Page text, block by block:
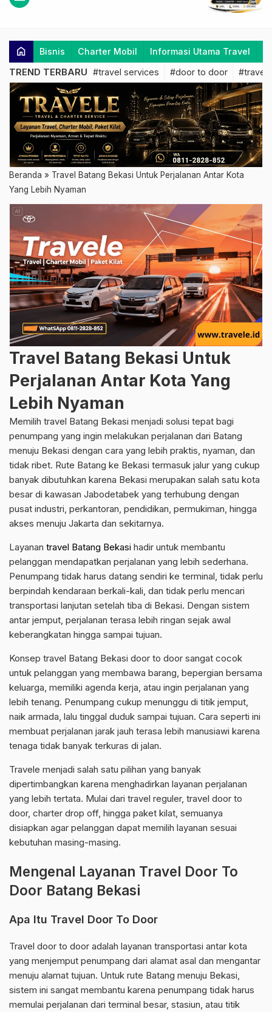
home Bisnis Charter Mobil Informasi Utama Travel
TREND TERBARU #travel services #door to door #travel
Beranda » Travel Batang Bekasi Untuk Perjalanan Antar Kota
Yang Lebih Nyaman
Travel Batang Bekasi Untuk
Perjalanan Antar Kota Yang
Lebih Nyaman
Memilih travel Batang Bekasi menjadi solusi tepat bagi
penumpang yang ingin melakukan perjalanan dari Batang
menuju Bekasi dengan cara yang lebih praktis, nyaman, dan
tidak ribet. Rute Batang ke Bekasi termasuk jalur yang cukup
banyak dibutuhkan karena Bekasi merupakan salah satu kota
besar di kawasan Jabodetabek yang terhubung dengan
pusat industri, perkantoran, pendidikan, permukiman, hingga
akses menuju Jakarta dan sekitarnya.
Layanan travel Batang Bekasi hadir untuk membantu
pelanggan mendapatkan perjalanan yang lebih sederhana.
Penumpang tidak harus datang sendiri ke terminal, tidak perlu
berpindah kendaraan berkali-kali, dan tidak perlu mencari
transportasi lanjutan setelah tiba di Bekasi. Dengan sistem
antar jemput, perjalanan terasa lebih ringan sejak awal
keberangkatan hingga sampai tujuan.
Konsep travel Batang Bekasi door to door sangat cocok
untuk pelanggan yang membawa barang, bepergian bersama
keluarga, memiliki agenda kerja, atau ingin perjalanan yang
lebih tenang. Penumpang cukup menunggu di titik jemput,
naik armada, lalu tinggal duduk sampai tujuan. Cara seperti ini
membuat perjalanan jarak jauh terasa lebih manusiawi karena
tenaga tidak banyak terkuras di jalan.
Travele menjadi salah satu pilihan yang banyak
dipertimbangkan karena menghadirkan layanan perjalanan
yang lebih tertata. Mulai dari travel reguler, travel door to
door, charter drop off, hingga paket kilat, semuanya
disiapkan agar pelanggan dapat memilih layanan sesuai
kebutuhan masing-masing.
Mengenal Layanan Travel Door To
Door Batang Bekasi
Apa Itu Travel Door To Door
Travel door to door adalah layanan transportasi antar kota
yang menjemput penumpang dari alamat asal dan mengantar
menuju alamat tujuan. Untuk rute Batang menuju Bekasi,
sistem ini sangat membantu karena penumpang tidak harus
memulai perjalanan dari terminal besar, stasiun, atau titik